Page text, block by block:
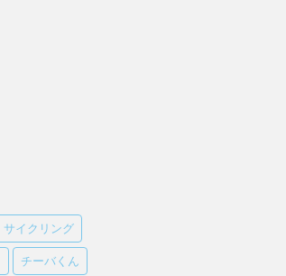
サイクリング
チーバくん